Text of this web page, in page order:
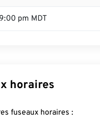
pm MDT
horaires
fuseaux horaires :